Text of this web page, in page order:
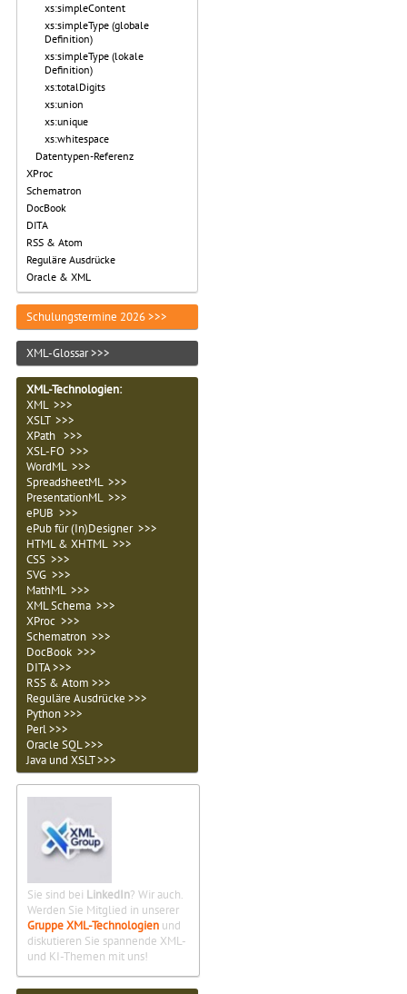
xs:simpleContent
xs:simpleType (globale
Definition)
xs:simpleType (lokale
Definition)
xs:totalDigits
xs:union
xs:unique
xs:whitespace
Datentypen-Referenz
XProc
Schematron
DocBook
DITA
RSS & Atom
Reguläre Ausdrücke
Oracle & XML
Schulungstermine 2026 >>>
XML-Glossar >>>
XML-Technologien:
XML >>>
XSLT >>>
XPath >>>
XSL-FO >>>
WordML >>>
SpreadsheetML >>>
PresentationML >>>
ePUB >>>
ePub für (In)Designer >>>
HTML & XHTML >>>
CSS >>>
SVG >>>
MathML >>>
XML Schema >>>
XProc >>>
Schematron >>>
DocBook >>>
DITA >>>
RSS & Atom >>>
Reguläre Ausdrücke >>>
Python >>>
Perl >>>
Oracle SQL >>>
Java und XSLT >>>
Sie sind bei LinkedIn? Wir auch.
Werden Sie Mitglied in unserer
Gruppe XML-Technologien und
diskutieren Sie spannende XML-
und KI-Themen mit uns!